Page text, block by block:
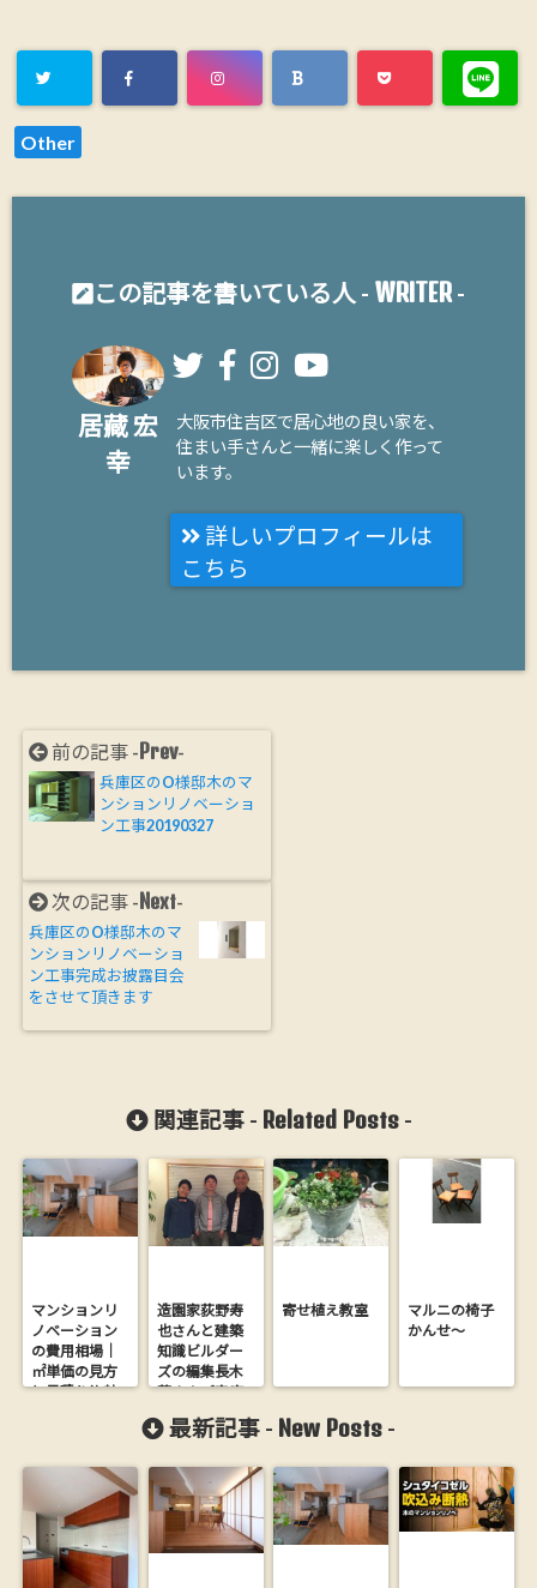
Other
この記事を書いている人 - WRITER-
居藏 宏
幸
大阪市住吉区で居心地の良い家を、
住まい手さんと一緒に楽しく作って
います。
詳しいプロフィールは
こちら
前の記事 - Prev-
兵庫区のO様邸木のマ
ンションリノベーショ
ン工事20190327
次の記事 - Next-
兵庫区のO様邸木のマ
ンションリノベーショ
ン工事完成お披露目会
をさせて頂きます
関連記事 - Related Posts-
マンションリ
ノベーション
の費用相場｜
㎡単価の見方
と見積り比較
造園家荻野寿
也さんと建築
知識ビルダー
ズの編集長木
藤さんご来店
寄せ植え教室
マルニの椅子
かんせ～
最新記事 - New Posts -